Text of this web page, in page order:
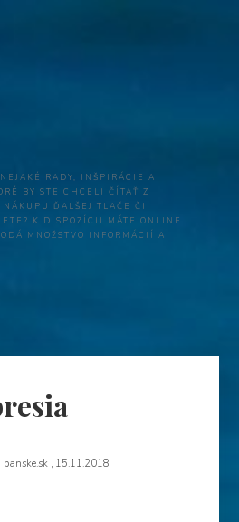
RADY, INŠPIRÁCIE A
BY STE CHCELI ČÍTAŤ Z
ĎALŠEJ TLAČE ČI
K DISPOZÍCII MÁTE ONLINE
MNOŽSTVO INFORMÁCIÍ A
banske.sk , 15.11.2018